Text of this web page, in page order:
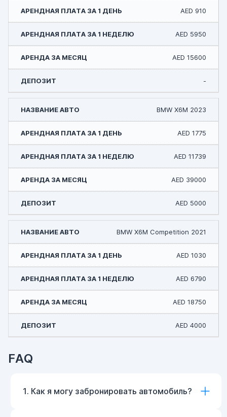
AED 910
AED 5950
AED 15600
-
BMW X6M 2023
AED 1775
AED 11739
AED 39000
AED 5000
BMW X6M Competition 2021
AED 1030
AED 6790
AED 18750
AED 4000
FAQ
1. Как я могу забронировать автомобиль?